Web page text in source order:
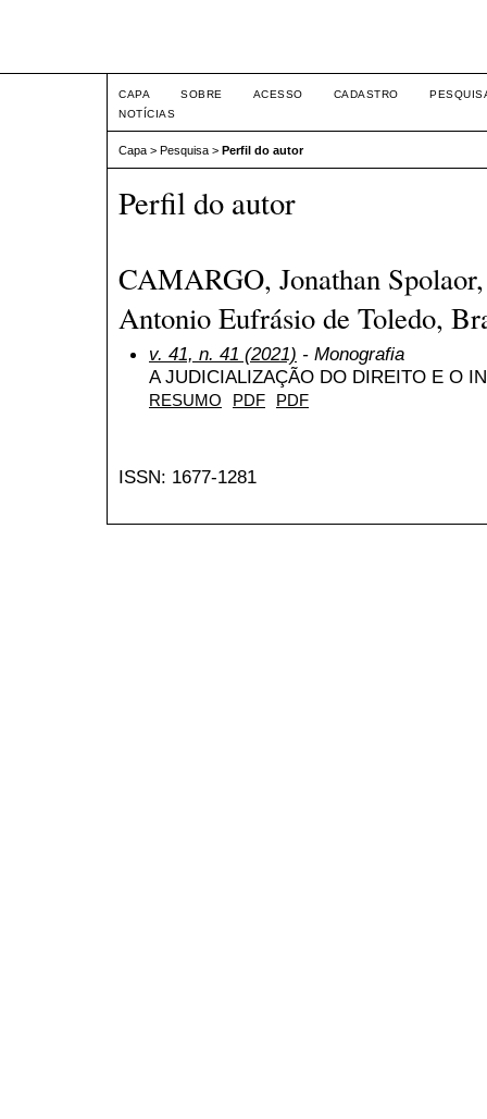
CAPA SOBRE ACESSO CADASTRO
NOTÍCIAS
Capa > Pesquisa > Perfil do autor
Perfil do autor
CAMARGO, Jonathan
Antonio Eufrásio de Toledo,
v. 41, n. 41 (2021) - Monografia
A JUDICIALIZAÇÃO DO DIREITO E O
RESUMO PDF PDF
ISSN: 1677-1281